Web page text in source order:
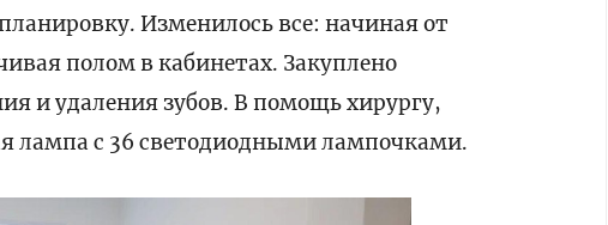
Изменилось все: начиная от
полом в кабинетах. Закуплено
и удаления зубов. В помощь хирургу,
лампа с 36 светодиодными лампочками.